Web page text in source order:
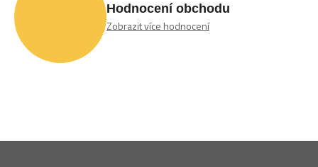
Hodnocení obchodu
Zobrazit více hodnocení